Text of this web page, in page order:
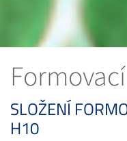
SLOŽENÍ
H10